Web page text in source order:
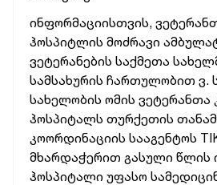
ინფორმაციისთვის,
ჰოსპიტლის მოძრავი
ვეტერანების საქმეთა
სამსახურის ჩართულობით ვ.
სახელობის ომის ვეტერანთა
ჰოსპიტალს თურქეთის
კოორდინაციის სააგენტოს
მხარდაჭერით გასული წლის
ჰოსპიტალი უფასო